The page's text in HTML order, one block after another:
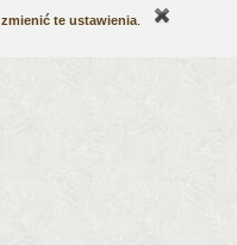
zmienić te ustawienia